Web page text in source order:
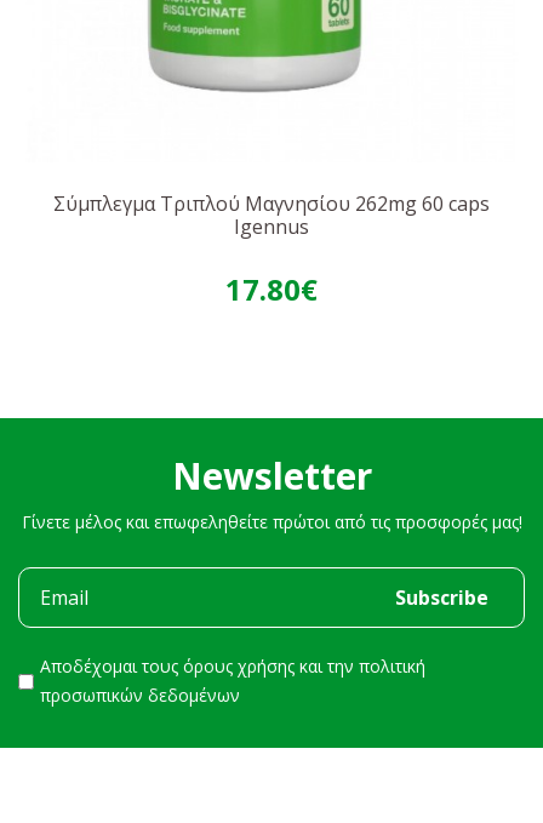
Σύμπλεγμα Τριπλού Μαγνησίου 262mg 60 caps
Igennus
17.80€
Newsletter
Γίνετε μέλος και επωφεληθείτε πρώτοι από τις προσφορές μας!
Αποδέχομαι τους όρους χρήσης και την πολιτική
προσωπικών δεδομένων